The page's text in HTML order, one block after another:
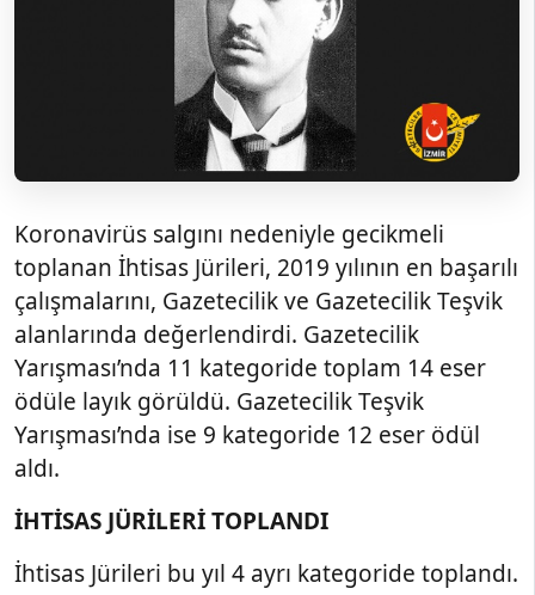
Koronavirüs salgını nedeniyle gecikmeli
toplanan İhtisas Jürileri, 2019 yılının en başarılı
çalışmalarını, Gazetecilik ve Gazetecilik Teşvik
alanlarında değerlendirdi. Gazetecilik
Yarışması’nda 11 kategoride toplam 14 eser
ödüle layık görüldü. Gazetecilik Teşvik
Yarışması’nda ise 9 kategoride 12 eser ödül
aldı.
İHTİSAS JÜRİLERİ TOPLANDI
İhtisas Jürileri bu yıl 4 ayrı kategoride toplandı.